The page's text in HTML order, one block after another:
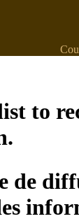
to
de